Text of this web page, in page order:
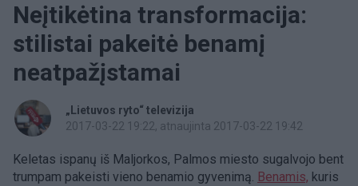
Neįtikėtina transformacija:
stilistai pakeitė benamį
neatpažįstamai
„Lietuvos ryto“ televizija
2017-03-22 19:22, atnaujinta 2017-03-22 19:42
Keletas ispanų iš Maljorkos, Palmos miesto sugalvojo bent
trumpam pakeisti vieno benamio gyvenimą. Benamis, kuris